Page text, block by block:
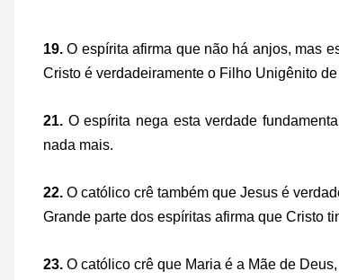
19. O espírita afirma que não há anjos, mas
Cristo é verdadeiramente o Filho Unigênito
21. O espírita nega esta verdade
nada mais.
22. O católico crê também que Jesus é
Grande parte dos espíritas afirma que Cristo
23. O católico crê que Maria é a Mãe de